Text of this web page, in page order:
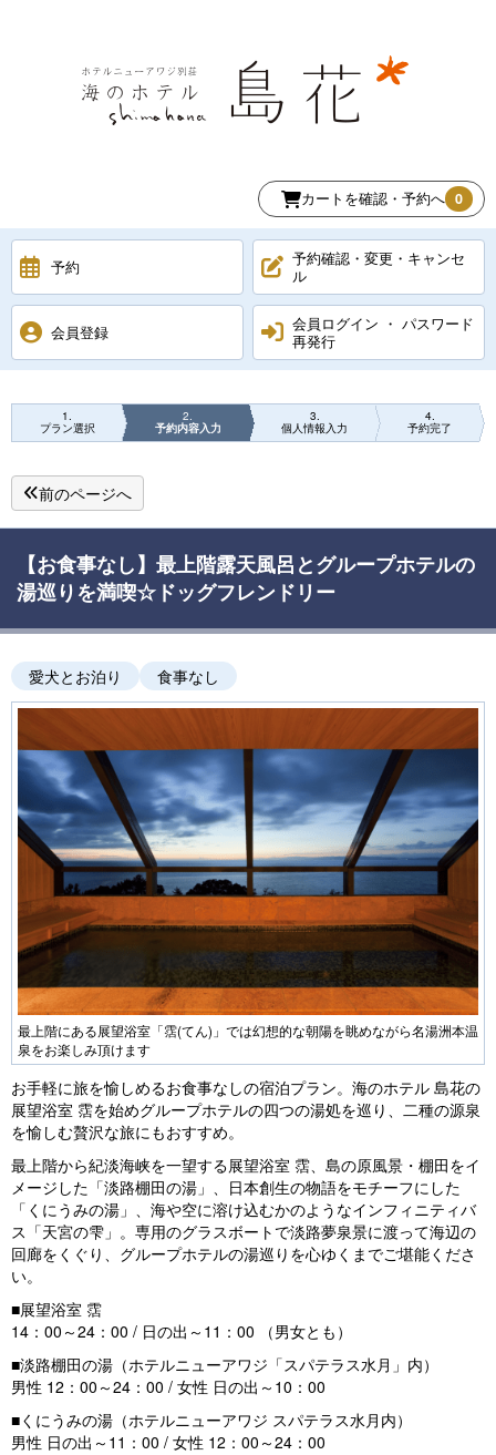
カートを確認・予約へ 0
予約
予約確認・変更・キャンセ
ル
会員登録
会員ログイン ・ パスワード
再発行
1
プラン選択
2
予約内容入力
3
個人情報入力
4
予約完了
前のページへ
【お食事なし】最上階露天風呂とグループホテルの
湯巡りを満喫☆ドッグフレンドリー
愛犬とお泊り 食事なし
最上階にある展望浴室「霑(てん)」では幻想的な朝陽を眺めながら名湯洲本温
泉をお楽しみ頂けます
お手軽に旅を愉しめるお食事なしの宿泊プラン。海のホテル 島花の
展望浴室 霑を始めグループホテルの四つの湯処を巡り、二種の源泉
を愉しむ贅沢な旅にもおすすめ。
最上階から紀淡海峡を一望する展望浴室 霑、島の原風景・棚田をイ
メージした「淡路棚田の湯」、日本創生の物語をモチーフにした
「くにうみの湯」、海や空に溶け込むかのようなインフィニティバ
ス「天宮の雫」。専用のグラスボートで淡路夢泉景に渡って海辺の
回廊をくぐり、グループホテルの湯巡りを心ゆくまでご堪能くださ
い。
■展望浴室 霑
14：00～24：00 / 日の出～11：00 （男女とも）
■淡路棚田の湯（ホテルニューアワジ「スパテラス水月」内）
男性 12：00～24：00 / 女性 日の出～10：00
■くにうみの湯（ホテルニューアワジ スパテラス水月内）
男性 日の出～11：00 / 女性 12：00～24：00